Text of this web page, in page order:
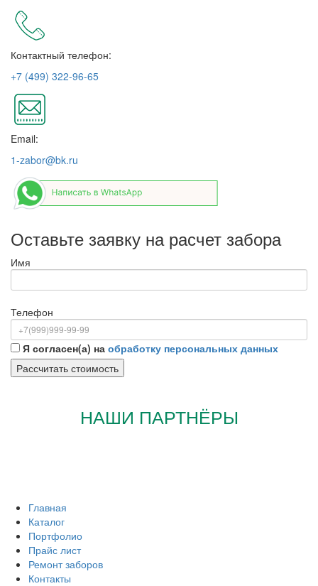
Контактный телефон:
+7 (499) 322-96-65
Email:
1-zabor@bk.ru
Оставьте заявку на расчет забора
Имя
Телефон
Я согласен(а) на обработку персональных данных
НАШИ ПАРТНЁРЫ
Главная
Каталог
Портфолио
Прайс лист
Ремонт заборов
Контакты